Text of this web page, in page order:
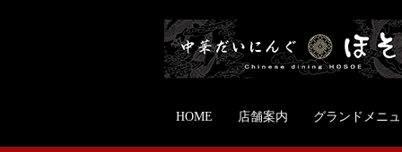
HOME 店舗案内 グランドメニ